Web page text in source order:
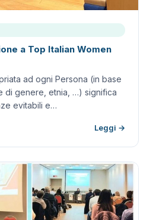
a Top Italian Women
ad ogni Persona (in base
di genere, etnia, …) significa
evitabili e…
Leggi →